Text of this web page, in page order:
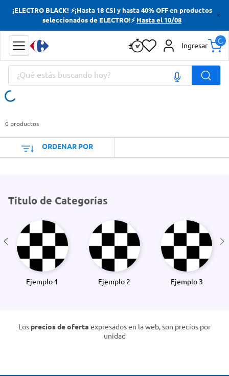
¡ELECTRO BLACK! ⚡¡Hasta 18 CSI y hasta 40% OFF en productos
seleccionados de ELECTRO!⚡ Hasta el 10/08
Ingresar
¿Qué estás buscando hoy?
0 productos
ORDENAR POR
Título de Categorías
Ejemplo 1 Ejemplo 2 Ejemplo 3
Los precios de oferta expresados en la web, son precios por
unidad
Términos más buscados
Yerba
Cerveza
Papas Fritas
Términos más buscados
Yerba
Cerveza
Papas Fritas
Doves